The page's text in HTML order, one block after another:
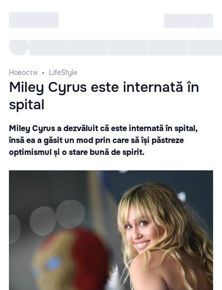
Новости LifeStyle
Miley Cyrus este internată în
spital
Miley Cyrus a dezvăluit că este internată în spital,
însă ea a găsit un mod prin care să își păstreze
optimismul și o stare bună de spirit.